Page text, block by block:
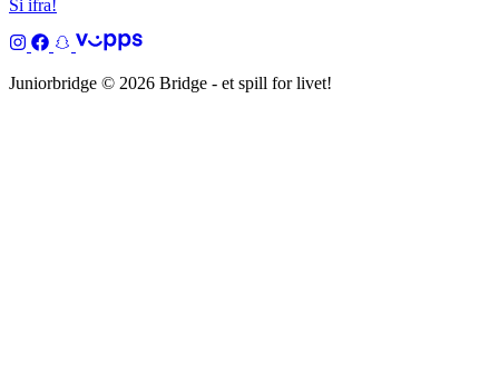
Si ifra!
Juniorbridge © 2026 Bridge - et spill for livet!